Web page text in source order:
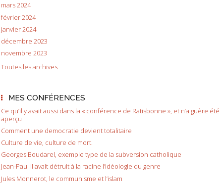
mars 2024
février 2024
janvier 2024
décembre 2023
novembre 2023
Toutes les archives
MES CONFÉRENCES
Ce qu’il y avait aussi dans la « conférence de Ratisbonne », et n’a guère été
aperçu
Comment une democratie devient totalitaire
Culture de vie, culture de mort.
Georges Boudarel, exemple type de la subversion catholique
Jean-Paul II avait détruit à la racine l’idéologie du genre
Jules Monnerot, le communisme et l’islam